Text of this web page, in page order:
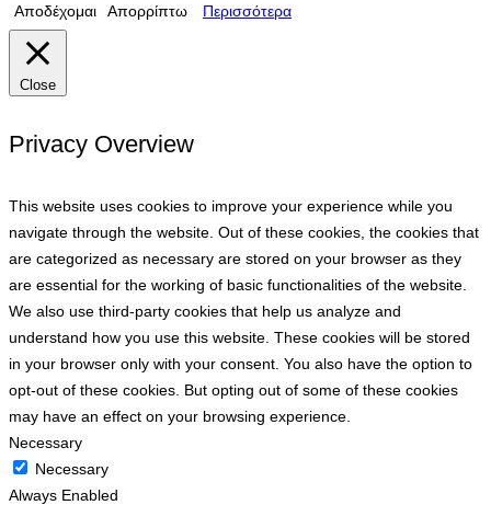
Αποδέχομαι
Απορρίπτω Περισσότερα
Close
Privacy Overview
This website uses cookies to improve your experience while you
navigate through the website. Out of these cookies, the cookies that
are categorized as necessary are stored on your browser as they
are essential for the working of basic functionalities of the website.
We also use third-party cookies that help us analyze and
understand how you use this website. These cookies will be stored
in your browser only with your consent. You also have the option to
opt-out of these cookies. But opting out of some of these cookies
may have an effect on your browsing experience.
Necessary
Necessary
Always Enabled